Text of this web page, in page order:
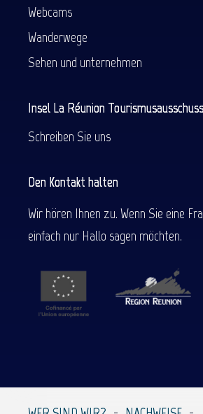
Webcams
Wanderwege
Sehen und unternehmen
Insel La Réunion Tourismusausschuss
Schreiben Sie uns
Den Kontakt halten
Wir hören Ihnen zu. Wenn Sie eine
einfach nur Hallo sagen möchten.